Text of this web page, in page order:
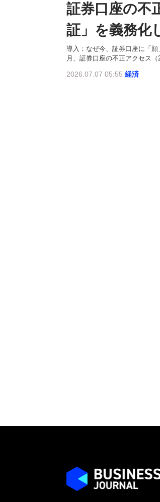
証券口座の不
証」を義務化
導入：なぜ今、証券口座に「
月、証券口座の不正アクセス（
2026.07.07 05:55 経済